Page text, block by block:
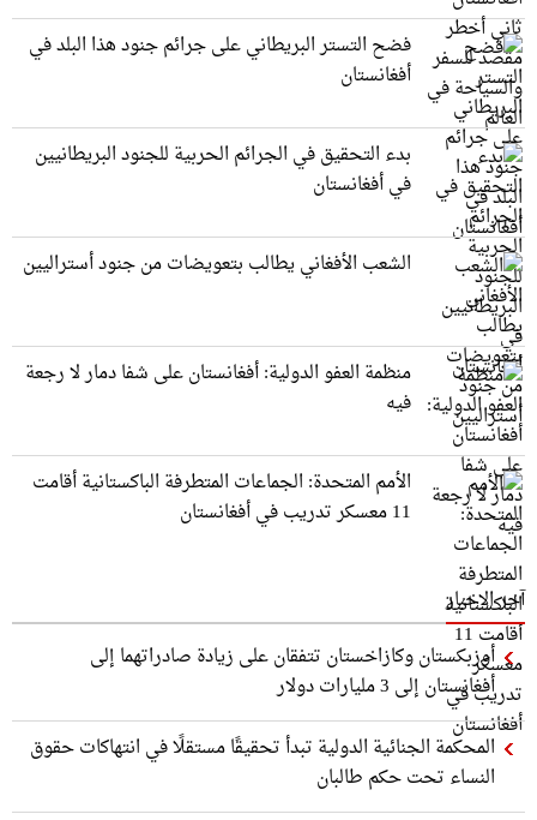
فضح التستر البريطاني على جرائم جنود هذا البلد في
أفغانستان
بدء التحقيق في الجرائم الحربیة للجنود البريطانيین
في أفغانستان
الشعب الأفغاني يطالب بتعويضات من جنود أستراليين
منظمة العفو الدولية: أفغانستان على شفا دمار لا رجعة
فيه
الأمم المتحدة: الجماعات المتطرفة الباكستانية أقامت
11 معسكر تدريب في أفغانستان
آخر الاخبار
أوزبكستان وكازاخستان تتفقان على زيادة صادراتهما إلى
أفغانستان إلى 3 مليارات دولار
المحكمة الجنائية الدولية تبدأ تحقيقًا مستقلًا في انتهاكات حقوق
النساء تحت حكم طالبان